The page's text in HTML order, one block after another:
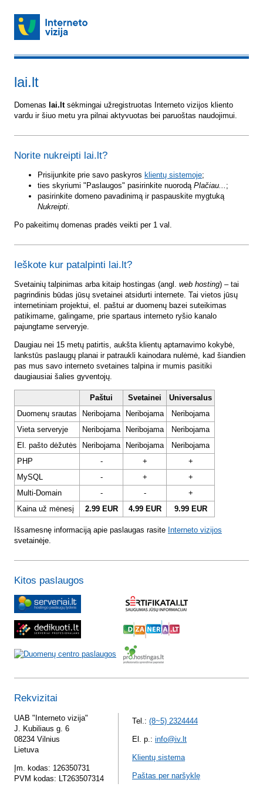
lai.lt
Domenas lai.ltsėkmingai užregistruotas Interneto vizijos kliento
vardu ir šiuo metu yra pilnai aktyvuotas bei paruoštas naudojimui.
Norite nukreipti lai.lt?
Prisijunkite prie savo paskyros klientų sistemoje;
ties skyriumi "Paslaugos" pasirinkite nuorodą Plačiau... ;
pasirinkite domeno pavadinimą ir paspauskite mygtuką
Nukreipti.
Po pakeitimų domenas pradės veikti per 1 val.
Ieškote kur patalpinti lai.lt?
Svetainių talpinimas arba kitaip hostingas (angl. web hosting) – tai
pagrindinis būdas jūsų svetainei atsidurti internete. Tai vietos jūsų
internetiniam projektui, el. paštui ar duomenų bazei suteikimas
patikimame, galingame, prie spartaus interneto ryšio kanalo
pajungtame serveryje.
Daugiau nei 15 metų patirtis, aukšta klientų aptarnavimo kokybė,
lankstūs paslaugų planai ir patraukli kainodara nulėmė, kad šiandien
pas mus savo interneto svetaines talpina ir mumis pasitiki
daugiausiai šalies gyventojų.
Paštui Svetainei
Universalus
Duomenų srautas
Neribojama Neribojama
Neribojama
Vieta serveryje
Neribojama Neribojama
Neribojama
El. pašto dėžutės
Neribojama Neribojama
Neribojama
PHP
- +
+
MySQL
- +
+
Multi-Domain
- -
+
Kaina už mėnesį
2.99 EUR 4.99 EUR 9.99 EUR
Išsamesnę informaciją apie paslaugas rasite Interneto vizijos
svetainėje.
Kitos paslaugos
Rekvizitai
UAB "Interneto vizija"
J. Kubiliaus g. 6
08234 Vilnius
Lietuva
Įm. kodas: 126350731
PVM kodas: LT263507314
Tel.: (8~5) 2324444
El. p.: info@iv.lt
Klientų sistema
Paštas per naršyklę